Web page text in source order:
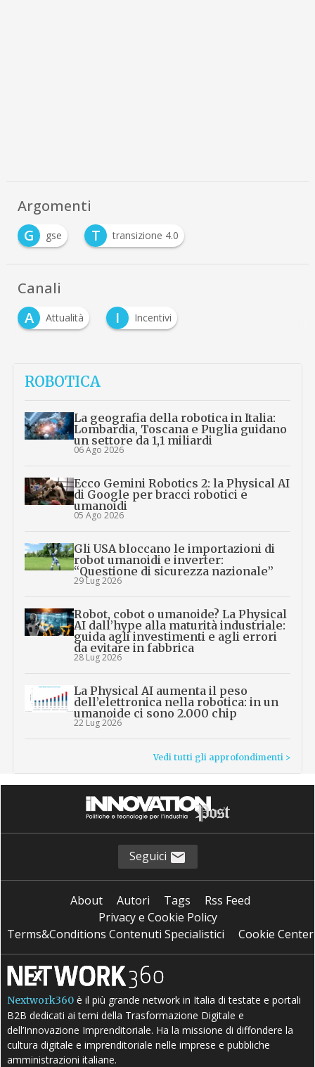
Argomenti
G
gse T transizione 4.0
Canali
A
Attualità I Incentivi
ROBOTICA
La geografia della robotica in Italia:
Lombardia, Toscana e Puglia guidano
un settore da 1,1 miliardi
06 Ago 2026
Ecco Gemini Robotics 2: la Physical AI
di Google per bracci robotici e
umanoidi
05 Ago 2026
Gli USA bloccano le importazioni di
robot umanoidi e inverter:
“Questione di sicurezza nazionale”
29 Lug 2026
Robot, cobot o umanoide? La Physical
AI dall’hype alla maturità industriale:
guida agli investimenti e agli errori
da evitare in fabbrica
28 Lug 2026
La Physical AI aumenta il peso
dell’elettronica nella robotica: in un
umanoide ci sono 2.000 chip
22 Lug 2026
Vedi tutti gli approfondimenti >
Seguici
About Autori Tags
Rss Feed
Privacy e Cookie Policy
Terms&Conditions Contenuti Specialistici
Cookie Center
Nextwork360 è il più grande network in Italia di testate e portali
B2B dedicati ai temi della Trasformazione Digitale e
dell’Innovazione Imprenditoriale. Ha la missione di diffondere la
cultura digitale e imprenditoriale nelle imprese e pubbliche
amministrazioni italiane.